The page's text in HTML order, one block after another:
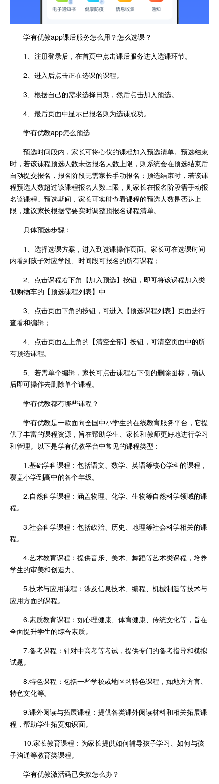
学有优教app课后服务怎么用？怎么选课？
1、注册登录后，在首页中点击课后服务进入选课环节。
2、进入后点击正在选课的课程。
3、根据自己的需求选择日期，然后点击加入预选。
4、最后页面中显示已报名则为选课成功。
学有优教app怎么预选
预选时间段内，家长可将心仪的课程加入预选清单。预选结束
时，若该课程预选人数未达报名人数上限，则系统会在预选结束后
自动提交报名，报名阶段无需家长手动报名；预选结束时，若该课
程预选人数超过该课程报名人数上限，则家长在报名阶段需手动报
名该课程。预选期间，家长可实时查看课程的预选人数是否达上
限，建议家长根据需要实时调整预报名课程清单。
具体预选步骤：
1、选择选课方案，进入到选课操作页面。家长可在选课时间
内看到孩子对应学段、时间段可报名的所有课程；
2、点击课程右下角【加入预选】按钮，即可将该课程加入类
似购物车的【预选课程列表】中；
3、点击页面下角的按钮，可进入【预选课程列表】页面进行
查看和编辑；
4、点击页面左上角的【清空全部】按钮，可清空页面中的所
有预选课程。
5、若需单个编辑，家长可点击课程右下侧的删除图标，确认
后即可操作去删除单个课程。
学有优教都有哪些课程？
学有优教是一款面向全国中小学生的在线教育服务平台，它提
供了丰富的课程资源，旨在帮助学生、家长和教师更好地进行学习
和管理。以下是学有优教平台中常见的课程类型：
1.基础学科课程：包括语文、数学、英语等核心学科的课程，
覆盖小学到高中的各个年级。
2.自然科学课程：涵盖物理、化学、生物等自然科学领域的课
程。
3.社会科学课程：包括政治、历史、地理等社会科学相关的课
程。
4.艺术教育课程：提供音乐、美术、舞蹈等艺术类课程，培养
学生的审美和创造力。
5.技术与应用课程：涉及信息技术、编程、机械制造等技术与
应用方面的课程。
6.素质教育课程：如心理健康、体育健康、传统文化等，旨在
全面提升学生的综合素质。
7.备考课程：针对中高考等考试，提供专门的备考指导和模拟
试题。
8.特色课程：包括一些学校或地区的特色课程，如地方方言、
特色文化等。
9.课外阅读与拓展课程：提供各类课外阅读材料和相关拓展课
程，帮助学生拓宽知识面。
10.家长教育课程：为家长提供如何辅导孩子学习、如何与孩
子沟通等教育类课程。
学有优教激活码已失效怎么办？